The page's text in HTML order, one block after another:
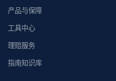
产品与保障
工具中心
理赔服务
指南知识库